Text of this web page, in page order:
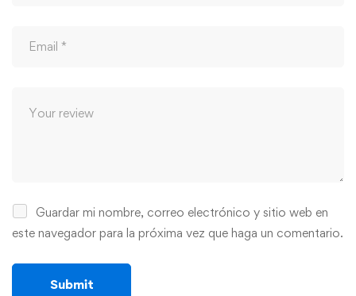
Guardar mi nombre, correo electrónico y sitio web en
este navegador para la próxima vez que haga un comentario.